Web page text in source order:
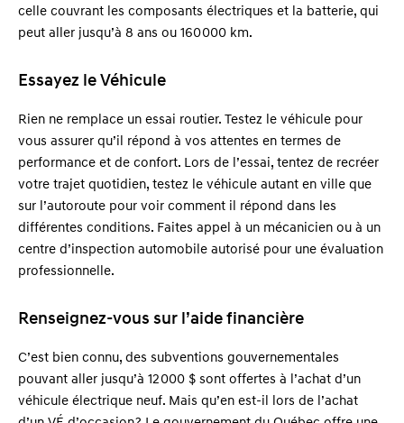
celle couvrant les composants électriques et la batterie, qui
peut aller jusqu’à 8 ans ou 160 000 km.
Essayez le Véhicule
Rien ne remplace un essai routier. Testez le véhicule pour
vous assurer qu’il répond à vos attentes en termes de
performance et de confort. Lors de l’essai, tentez de recréer
votre trajet quotidien, testez le véhicule autant en ville que
sur l’autoroute pour voir comment il répond dans les
différentes conditions. Faites appel à un mécanicien ou à un
centre d’inspection automobile autorisé pour une évaluation
professionnelle.
Renseignez-vous sur l’aide financière
C’est bien connu, des subventions gouvernementales
pouvant aller jusqu’à 12 000 $ sont offertes à l’achat d’un
véhicule électrique neuf. Mais qu’en est-il lors de l’achat